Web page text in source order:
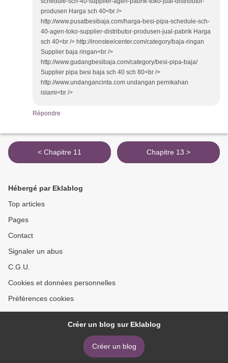
Répondre
< Chapitre 11 Chapitre 13 >
Hébergé par Eklablog
Top articles
Pages
Contact
Signaler un abus
C.G.U.
Cookies et données personnelles
Préférences cookies
Créer un blog sur Eklablog
Créer un blog